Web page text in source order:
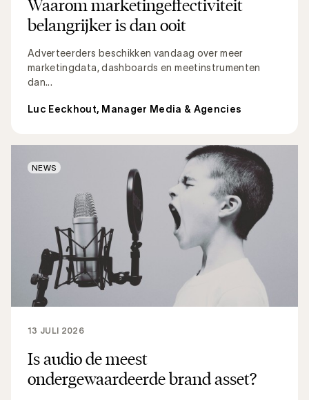
Waarom marketingeffectiviteit
belangrijker is dan ooit
Adverteerders beschikken vandaag over meer
marketingdata, dashboards en meetinstrumenten
dan...
Luc Eeckhout, Manager Media & Agencies
Is audio de meest
ondergewaardeerde brand asset?
13 JULI 2026
NEWS